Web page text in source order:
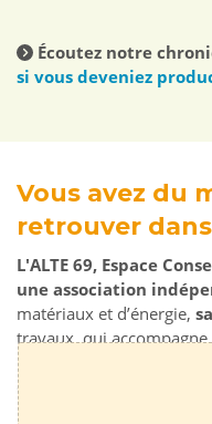
Écoutez notre
si vous deveniez
Vous avez du
retrouver
L'ALTE 69, Espace
une association
matériaux et d’énergie,
travaux, qui
les professionnels dans
d'énergie et leurs projets
performante.